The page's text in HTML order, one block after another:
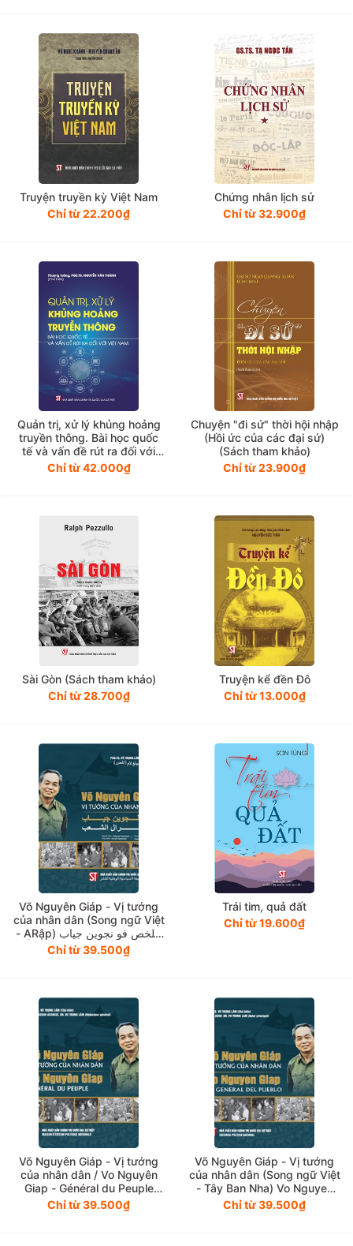
Truyện truyền kỳ Việt Nam
Chỉ từ 22.200₫
Chứng nhân lịch sử
Chỉ từ 32.900₫
Quản trị, xử lý khủng hoảng
truyền thông. Bài học quốc
tế và vấn đề rút ra đối với
Việt Nam
Chỉ từ 42.000₫
Chuyện "đi sứ" thời hội nhập
(Hồi ức của các đại sứ)
(Sách tham khảo)
Chỉ từ 23.900₫
Sài Gòn (Sách tham khảo)
Chỉ từ 28.700₫
Truyện kể đền Đô
Chỉ từ 13.000₫
Võ Nguyên Giáp - Vị tướng
của nhân dân (Song ngữ Việt
- ARập) ملخص فو نجوين جياب
جنرال الشعب، سيبقى دائماً
محفوظاً في تاريخ الأمة
Chỉ từ 39.500₫
Trái tim, quả đất
Chỉ từ 19.600₫
Võ Nguyên Giáp - Vị tướng
của nhân dân / Vo Nguyên
Giap - Général du Peuple
(Song ngữ Việt - Pháp)
Chỉ từ 39.500₫
Võ Nguyên Giáp - Vị tướng
của nhân dân (Song ngữ Việt
- Tây Ban Nha) Vo Nguyen
Giap - el General del pueblo
(en dos idiomas vietnamita y
Chỉ từ 39.500₫